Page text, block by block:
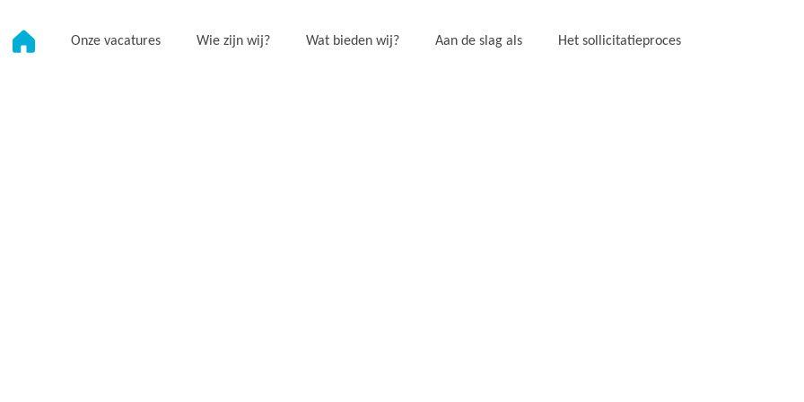
Onze vacatures Wie zijn wij? Wat bieden wij? Aan de slag als Het sollicitatieproces